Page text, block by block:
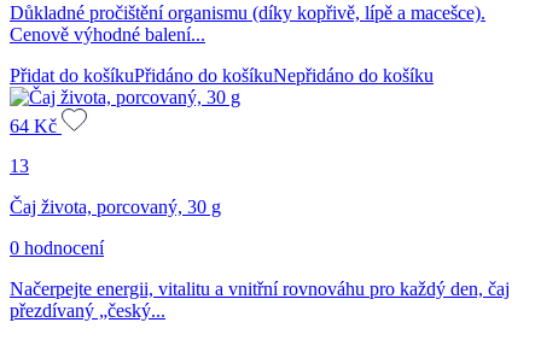
Důkladné pročištění organismu (díky kopřivě, lípě a macešce).
Cenově výhodné balení...
Přidat do košíkuPřidáno do košíkuNepřidáno do košíku
64 Kč
13
Čaj života, porcovaný, 30 g
0 hodnocení
Načerpejte energii, vitalitu a vnitřní rovnováhu pro každý den, čaj
přezdívaný „český...